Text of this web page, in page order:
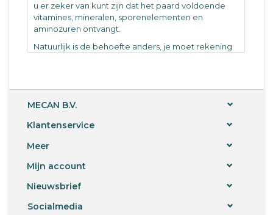
u er zeker van kunt zijn dat het paard voldoende
vitamines, mineralen, sporenelementen en
aminozuren ontvangt.
Natuurlijk is de behoefte anders, je moet rekening
ondervoeding van voedingsstoffen die de schuld
heeft. Huidziekten, nervositeit en
voorkomen bij de dieren. Voeding wordt meestal
de bodem vaak vervuild en kan deze onvoldoende
voedingsstoffen leveren. Mineraalrijke kruiden zijn
al lang verdwenen in de weiden. Ruwvoer zorgt
daarom niet langer voor een optimale toevoer van
MECAN B.V.
Klantenservice
Meer
Mijn account
Nieuwsbrief
Socialmedia